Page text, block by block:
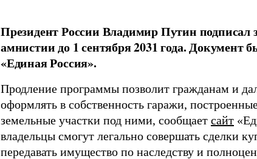
Президент России Владимир Путин подписал
амнистии до 1 сентября 2031 года. Документ
«Единая Россия».
Продление программы позволит гражданам и
оформлять в собственность гаражи,
земельные участки под ними, сообщает сайт
владельцы смогут легально совершать сделки
передавать имущество по наследству и